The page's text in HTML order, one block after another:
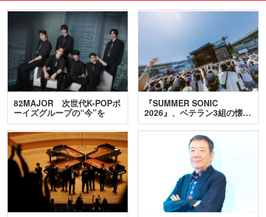
82MAJOR 次世代K-POPボ
ーイズグループの“今”を
訊…
『SUMMER SONIC
2026』、ベテラン3組の懐…